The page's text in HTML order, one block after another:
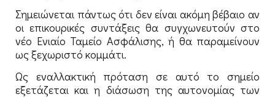
Σημειώνεται πάντως ότι δεν είναι ακόμη βέβαιο αν
οι επικουρικές συντάξεις θα συγχωνευτούν στο
νέο Ενιαίο Ταμείο Ασφάλισης, ή θα παραμείνουν
ως ξεχωριστό κομμάτι.
Ως εναλλακτική πρόταση σε αυτό το σημείο
εξετάζεται και η διάσωση της αυτονομίας των